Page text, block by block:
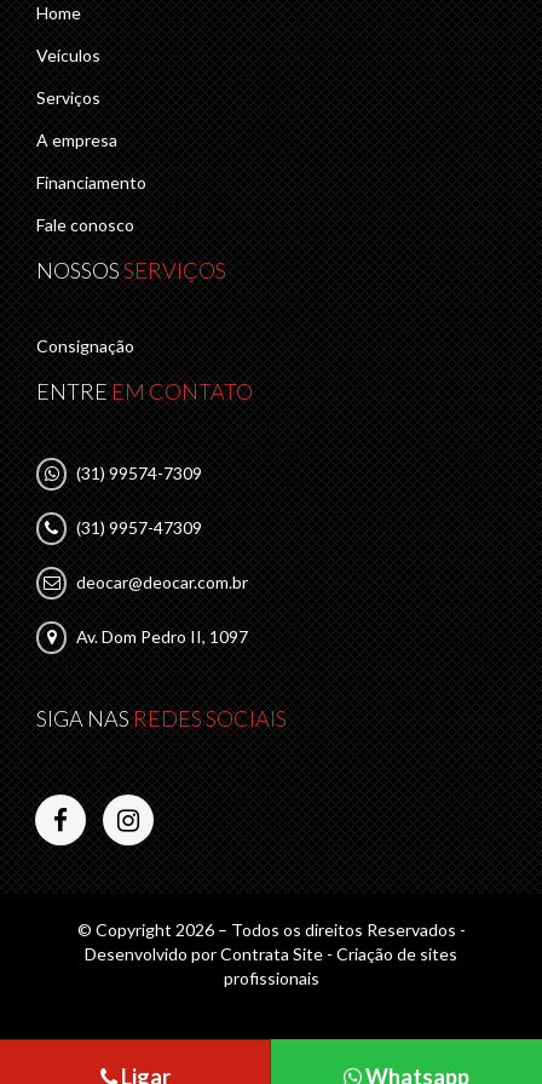
Home
Veículos
Serviços
A empresa
Financiamento
Fale conosco
NOSSOSSERVIÇOS
Consignação
ENTREEM CONTATO
(31) 99574-7309
(31) 9957-47309
deocar@deocar.com.br
Av. Dom Pedro II, 1097
SIGA NASREDES SOCIAIS
© Copyright 2026 – Todos os direitos Reservados -
Desenvolvido porContrata Site - Criação de sites
profissionais
Ligar Whatsapp